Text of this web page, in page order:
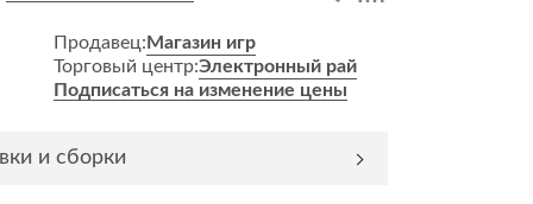
Шкафы-купе
Продавец: Магазин игр
Торговый центр:Электронный рай
Подписаться на изменение цены
и сборки